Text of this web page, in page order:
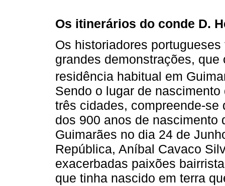
Os itinerários do conde D.
Os historiadores
grandes demonstrações,
residência habitual em
Sendo o lugar de
três cidades, compreende-
dos 900 anos de nascimento
Guimarães no dia 24 de
República, Aníbal Cavaco
exacerbadas paixões
que tinha nascido em terra